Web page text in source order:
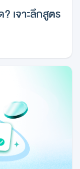
? เจาะลึกสูตร